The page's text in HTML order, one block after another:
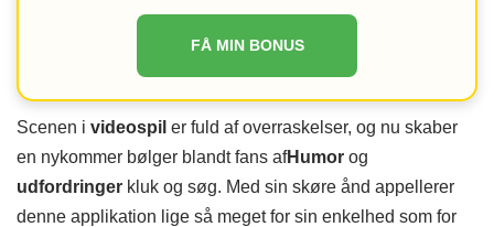
FÅ MIN BONUS
Scenen i videospil er fuld af overraskelser, og nu skaber
en nykommer bølger blandt fans afHumor og
udfordringer kluk og søg. Med sin skøre ånd appellerer
denne applikation lige så meget for sin enkelhed som for